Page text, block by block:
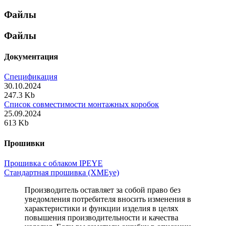
Файлы
Файлы
Документация
Спецификация
30.10.2024
247.3 Kb
Список совместимости монтажных коробок
25.09.2024
613 Kb
Прошивки
Прошивка с облаком IPEYE
Стандартная прошивка (XMEye)
Производитель оставляет за собой право без
уведомления потребителя вносить изменения в
характеристики и функции изделия в целях
повышения производительности и качества